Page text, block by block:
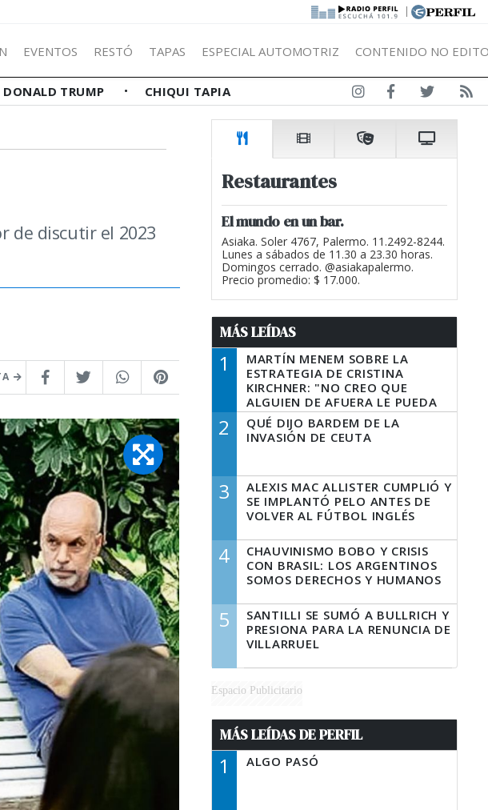
|
EVENTOS RESTÓ TAPAS ESPECIAL AUTOMOTRIZ CONTENIDO NO
DONALD TRUMP CHIQUI TAPIA
de discutir el 2023
Restaurantes
El mundo en un bar.
Asiaka. Soler 4767, Palermo. 11.2492-8244.
Lunes a sábados de 11.30 a 23.30 horas.
Domingos cerrado. @asiakapalermo.
Precio promedio: $ 17.000.
MÁS LEÍDAS
1
MARTÍN MENEM SOBRE LA
ESTRATEGIA DE CRISTINA
KIRCHNER: "NO CREO QUE
ALGUIEN DE AFUERA LE PUEDA
DECIR A LA JUSTICIA LO QUE
TIENE QUE HACER"
2
QUÉ DIJO BARDEM DE LA
INVASIÓN DE CEUTA
3
ALEXIS MAC ALLISTER CUMPLIÓ Y
SE IMPLANTÓ PELO ANTES DE
VOLVER AL FÚTBOL INGLÉS
4
CHAUVINISMO BOBO Y CRISIS
CON BRASIL: LOS ARGENTINOS
SOMOS DERECHOS Y HUMANOS
5
SANTILLI SE SUMÓ A BULLRICH Y
PRESIONA PARA LA RENUNCIA DE
VILLARRUEL
Espacio Publicitario
MÁS LEÍDAS DE PERFIL
1 ALGO PASÓ